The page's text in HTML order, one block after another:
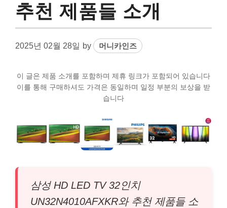
추천 제품들 소개
2025년 02월 28일 by 머니카인즈
이 글은 제품 소개를 포함하며 제휴 링크가 포함되어 있습니다
이를 통해 구매하셔도 가격은 동일하며 일정 부분의 보상을 받
습니다
삼성 HD LED TV 32인치
UN32N4010AFXKR와 추천 제품들 소